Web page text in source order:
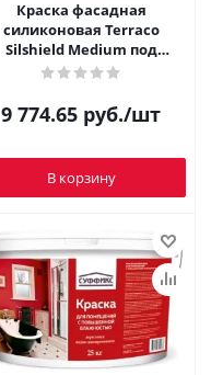
Краска фасадная
силиконовая Terraco
Silshield Medium под
колеровку 15 л
9 774.65 руб./шт
В корзину